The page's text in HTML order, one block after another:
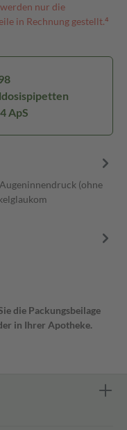
nur die
in Rechnung gestellt.⁴
ApS
(ohne
die Packungsbeilage
in Ihrer Apotheke.